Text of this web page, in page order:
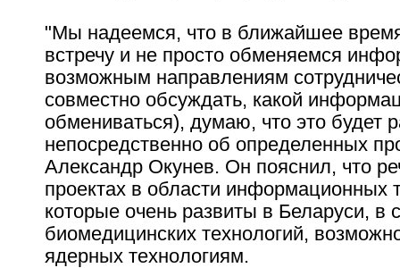
"Мы надеемся, что в ближайшее
встречу и не просто обменяемся
возможным направлениям
совместно обсуждать, какой
обмениваться), думаю, что это будет
непосредственно об определенных
Александр Окунев. Он пояснил, что
проектах в области информационных
которые очень развиты в Беларуси, в
биомедицинских технологий,
ядерных технологиям.